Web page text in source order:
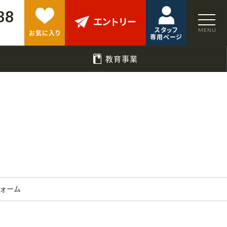
お気に入り
エントリー
スタッフ
専用ページ
教育事業
ーム